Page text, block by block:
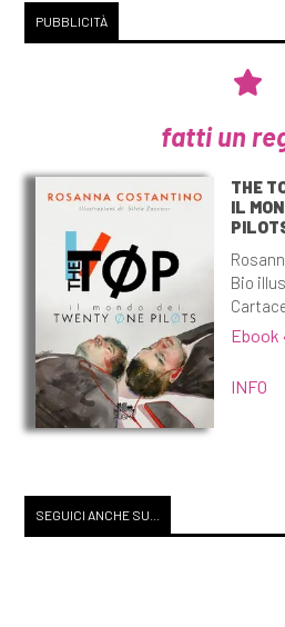
PUBBLICITÀ
fatti un
THE
IL
Bio
Ebook
INFO
SEGUICI ANCHE SU...